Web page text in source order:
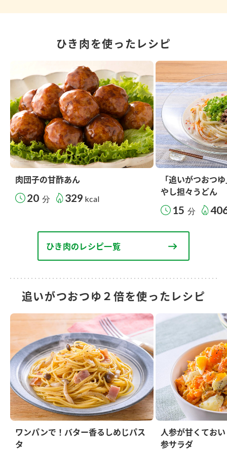
ひき肉を使ったレシピ
肉団子の甘酢あん
20 分 329 kcal
「追いがつおつ
やし担々うどん
15 分
ひき肉のレシピ一覧
追いがつおつゆ２倍を使ったレシピ
ワンパンで！バター香るしめじパス
タ
人参が甘くてお
参サラダ